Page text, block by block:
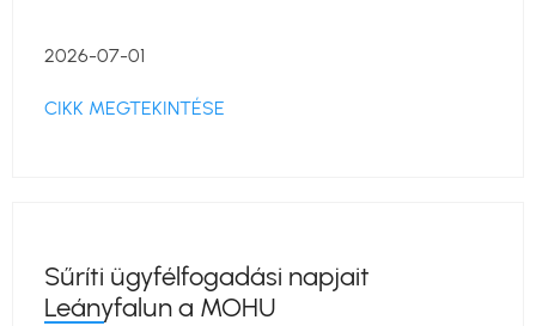
2026-07-01
CIKK MEGTEKINTÉSE
Sűríti ügyfélfogadási napjait
Leányfalun a MOHU